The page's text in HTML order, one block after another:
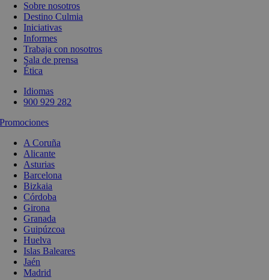
Sobre nosotros
Destino Culmia
Iniciativas
Informes
Trabaja con nosotros
Sala de prensa
Ética
Idiomas
900 929 282
Promociones
A Coruña
Alicante
Asturias
Barcelona
Bizkaia
Córdoba
Girona
Granada
Guipúzcoa
Huelva
Islas Baleares
Jaén
Madrid